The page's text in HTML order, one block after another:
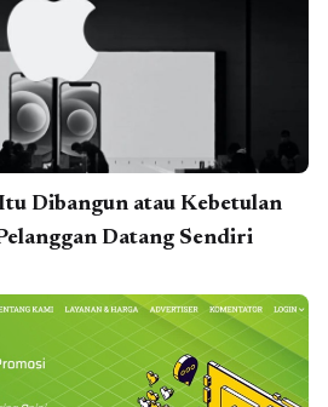
Dibangun atau Kebetulan
Datang Sendiri